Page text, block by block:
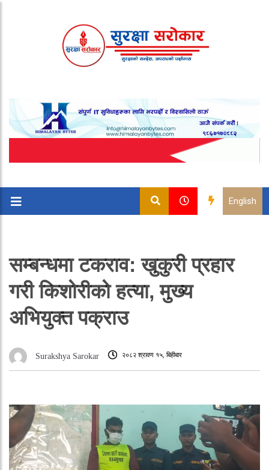
English
सम्बन्धमा टकराव: खुकुरी प्रहार
गरी किशोरीको हत्या, मुख्य
अभियुक्त पक्राउ
Surakshya Sarokar २०८२ श्रावण १५, बिहीबार